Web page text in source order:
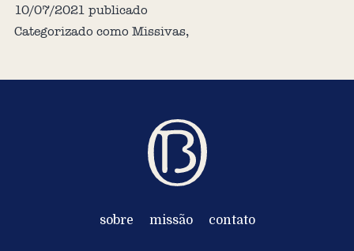
10/07/2021 publicado
Categorizado como Missivas,
sobre missão contato